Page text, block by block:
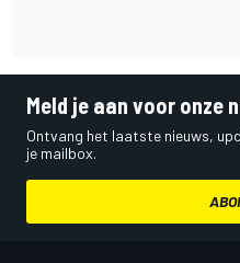
Meld je aan voor onze
Ontvang het laatste nieuws,
je mailbox.